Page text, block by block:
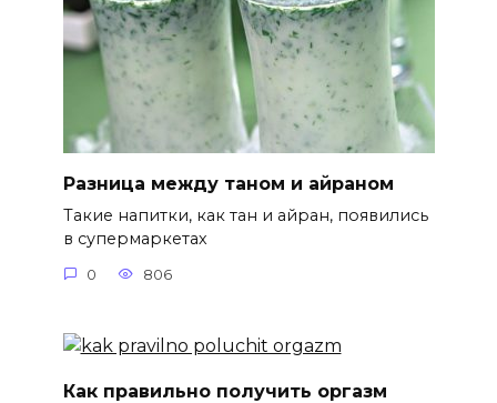
Разница между таном и айраном
Такие напитки, как тан и айран, появились
в супермаркетах
0 806
Как правильно получить оргазм